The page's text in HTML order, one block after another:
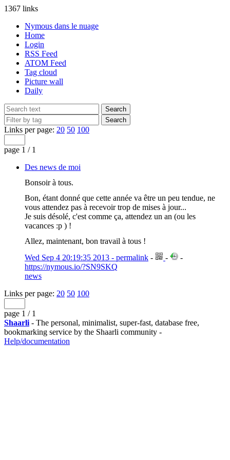
1367 links
Nymous dans le nuage
Home
Login
RSS Feed
ATOM Feed
Tag cloud
Picture wall
Daily
Links per page: 20 50 100
page 1 / 1
Des news de moi
Bonsoir à tous.
Bon, étant donné que cette année va être un peu tendue, ne
vous attendez pas à recevoir trop de mises à jour...
Je suis désolé, c'est comme ça, attendez un an (ou les
vacances :p ) !
Allez, maintenant, bon travail à tous !
Wed Sep 4 20:19:35 2013 - permalink - -
-
https://nymous.io/?SN9SKQ
news
Links per page: 20 50 100
page 1 / 1
Shaarli - The personal, minimalist, super-fast, database free,
bookmarking service by the Shaarli community -
Help/documentation